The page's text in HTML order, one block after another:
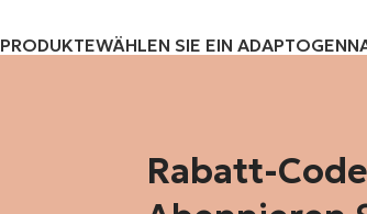
Rabatt-
PRODUKTEWÄHLEN SIE EIN ADAPTOGEN